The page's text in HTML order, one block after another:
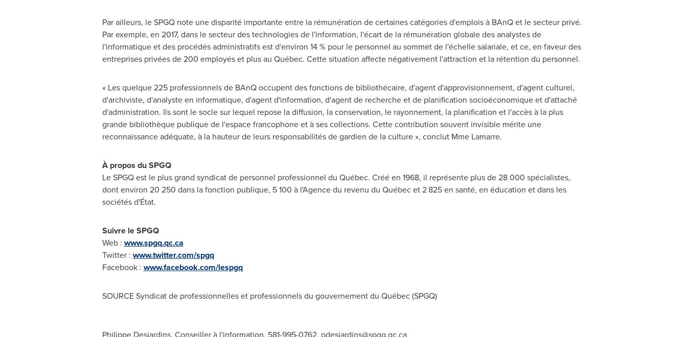
Par ailleurs, le SPGQ note une disparité importante entre la rémunération de certaines catégories d'emplois à BAnQ et le secteur privé.
Par exemple, en 2017, dans le secteur des technologies de l'information, l'écart de la rémunération globale des analystes de
l'informatique et des procédés administratifs est d'environ 14 % pour le personnel au sommet de l'échelle salariale, et ce, en faveur des
entreprises privées de 200 employés et plus au Québec. Cette situation affecte négativement l'attraction et la rétention du personnel.
« Les quelque 225 professionnels de BAnQ occupent des fonctions de bibliothécaire, d'agent d'approvisionnement, d'agent culturel,
d'archiviste, d'analyste en informatique, d'agent d'information, d'agent de recherche et de planification socioéconomique et d'attaché
d'administration. Ils sont le socle sur lequel repose la diffusion, la conservation, le rayonnement, la planification et l'accès à la plus
grande bibliothèque publique de l'espace francophone et à ses collections. Cette contribution souvent invisible mérite une
reconnaissance adéquate, à la hauteur de leurs responsabilités de gardien de la culture », conclut Mme Lamarre.
À propos du SPGQ
Le SPGQ est le plus grand syndicat de personnel professionnel du Québec. Créé en 1968, il représente plus de 28 000 spécialistes,
dont environ 20 250 dans la fonction publique, 5 100 à l'Agence du revenu du Québec et 2 825 en santé, en éducation et dans les
sociétés d'État.
Suivre le SPGQ
Web : www.spgq.qc.ca
Twitter : www.twitter.com/spgq
Facebook : www.facebook.com/lespgq
SOURCE Syndicat de professionnelles et professionnels du gouvernement du Québec (SPGQ)